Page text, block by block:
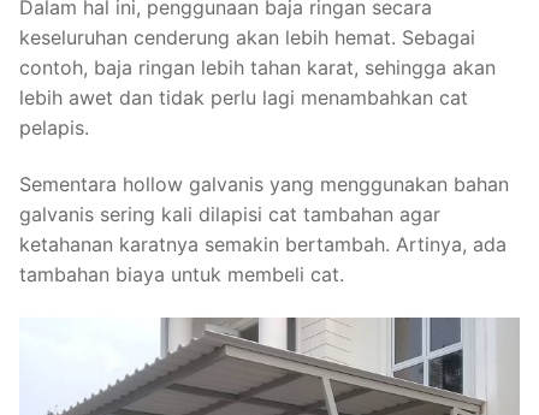
Dalam hal ini, penggunaan baja ringan secara
keseluruhan cenderung akan lebih hemat. Sebagai
contoh, baja ringan lebih tahan karat, sehingga akan
lebih awet dan tidak perlu lagi menambahkan cat
pelapis.
Sementara hollow galvanis yang menggunakan bahan
galvanis sering kali dilapisi cat tambahan agar
ketahanan karatnya semakin bertambah. Artinya, ada
tambahan biaya untuk membeli cat.